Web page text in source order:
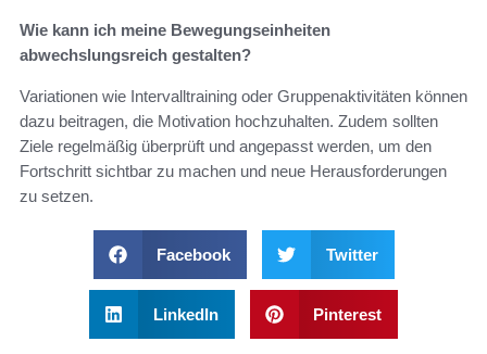
Wie kann ich meine Bewegungseinheiten
abwechslungsreich gestalten?
Variationen wie Intervalltraining oder Gruppenaktivitäten können
dazu beitragen, die Motivation hochzuhalten. Zudem sollten
Ziele regelmäßig überprüft und angepasst werden, um den
Fortschritt sichtbar zu machen und neue Herausforderungen
zu setzen.
Facebook Twitter
LinkedIn Pinterest